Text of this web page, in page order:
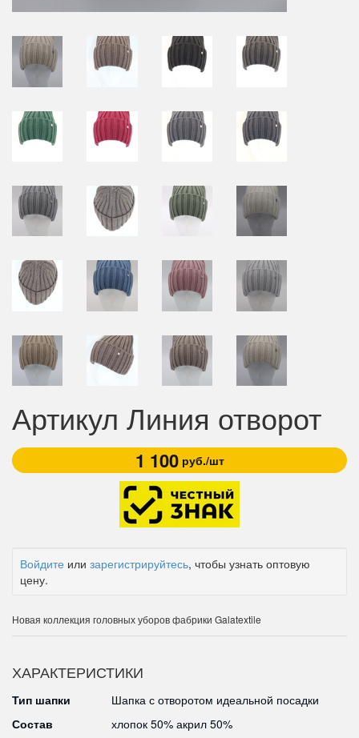
Артикул Линия отворот
1 100руб./шт
Войдите или зарегистрируйтесь, чтобы узнать оптовую
цену.
Новая коллекция головных уборов фабрики Galatextile
ХАРАКТЕРИСТИКИ
Тип шапки
Шапка с отворотом идеальной посадки
Состав
хлопок 50% акрил 50%